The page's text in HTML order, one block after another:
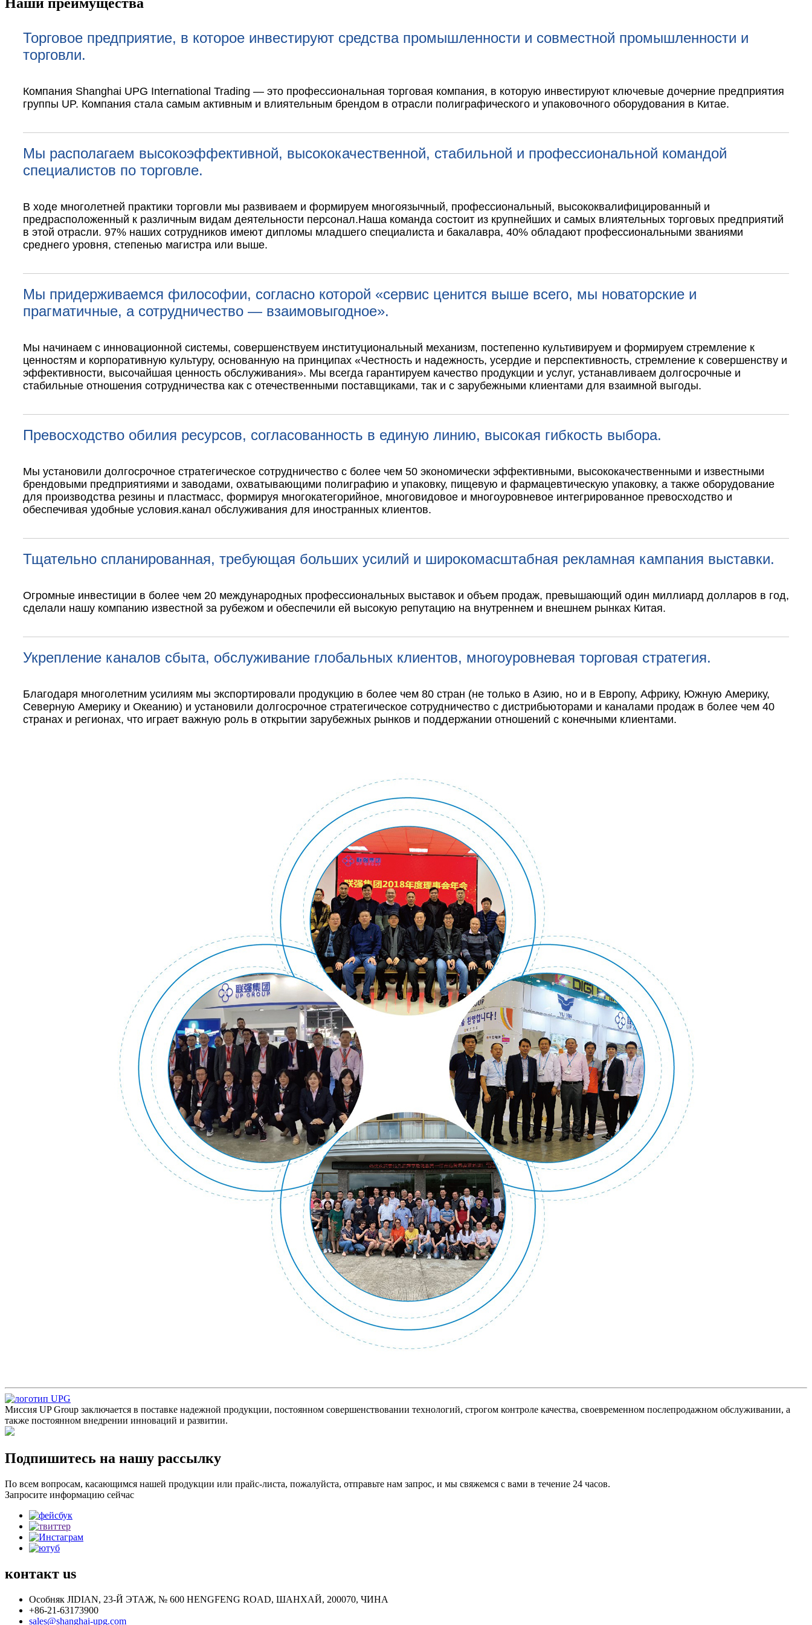
Наши преимущества
Торговое предприятие, в которое инвестируют средства промышленности и совместной промышленности и
торговли.
Компания Shanghai UPG International Trading — это профессиональная торговая компания, в которую инвестируют ключевые дочерние предприятия
группы UP. Компания стала самым активным и влиятельным брендом в отрасли полиграфического и упаковочного оборудования в Китае.
Мы располагаем высокоэффективной, высококачественной, стабильной и профессиональной командой
специалистов по торговле.
В ходе многолетней практики торговли мы развиваем и формируем многоязычный, профессиональный, высококвалифицированный и
предрасположенный к различным видам деятельности персонал.Наша команда состоит из крупнейших и самых влиятельных торговых предприятий
в этой отрасли. 97% наших сотрудников имеют дипломы младшего специалиста и бакалавра, 40% обладают профессиональными званиями
среднего уровня, степенью магистра или выше.
Мы придерживаемся философии, согласно которой «сервис ценится выше всего, мы новаторские и
прагматичные, а сотрудничество — взаимовыгодное».
Мы начинаем с инновационной системы, совершенствуем институциональный механизм, постепенно культивируем и формируем стремление к
ценностям и корпоративную культуру, основанную на принципах «Честность и надежность, усердие и перспективность, стремление к совершенству и
эффективности, высочайшая ценность обслуживания». Мы всегда гарантируем качество продукции и услуг, устанавливаем долгосрочные и
стабильные отношения сотрудничества как с отечественными поставщиками, так и с зарубежными клиентами для взаимной выгоды.
Превосходство обилия ресурсов, согласованность в единую линию, высокая гибкость выбора.
Мы установили долгосрочное стратегическое сотрудничество с более чем 50 экономически эффективными, высококачественными и известными
брендовыми предприятиями и заводами, охватывающими полиграфию и упаковку, пищевую и фармацевтическую упаковку, а также оборудование
для производства резины и пластмасс, формируя многокатегорийное, многовидовое и многоуровневое интегрированное превосходство и
обеспечивая удобные условия.канал обслуживания для иностранных клиентов.
Тщательно спланированная, требующая больших усилий и широкомасштабная рекламная кампания выставки.
Огромные инвестиции в более чем 20 международных профессиональных выставок и объем продаж, превышающий один миллиард долларов в год,
сделали нашу компанию известной за рубежом и обеспечили ей высокую репутацию на внутреннем и внешнем рынках Китая.
Укрепление каналов сбыта, обслуживание глобальных клиентов, многоуровневая торговая стратегия.
Благодаря многолетним усилиям мы экспортировали продукцию в более чем 80 стран (не только в Азию, но и в Европу, Африку, Южную Америку,
Северную Америку и Океанию) и установили долгосрочное стратегическое сотрудничество с дистрибьюторами и каналами продаж в более чем 40
странах и регионах, что играет важную роль в открытии зарубежных рынков и поддержании отношений с конечными клиентами.
Миссия UP Group заключается в поставке надежной продукции, постоянном совершенствовании технологий, строгом контроле качества, своевременном послепродажном обслуживании, а
также постоянном внедрении инноваций и развитии.
Подпишитесь на нашу рассылку
По всем вопросам, касающимся нашей продукции или прайс-листа, пожалуйста, отправьте нам запрос, и мы свяжемся с вами в течение 24 часов.
Запросите информацию сейчас
контакт us
Особняк JIDIAN, 23-Й ЭТАЖ, № 600 HENGFENG ROAD, ШАНХАЙ, 200070, ЧИНА
+86-21-63173900
sales@shanghai-upg.com